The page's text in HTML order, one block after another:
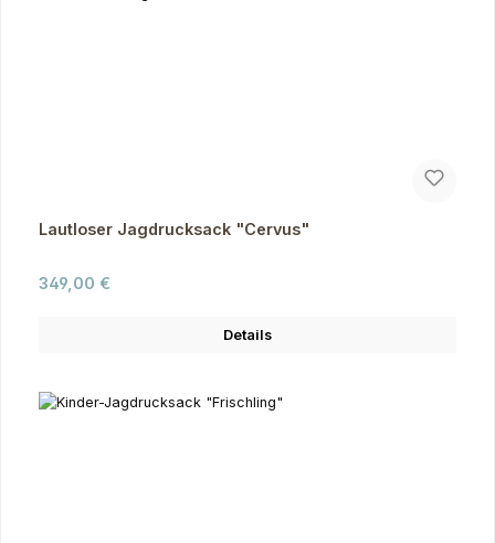
Lautloser Jagdrucksack "Cervus"
Regulärer Preis:
349,00 €
Details